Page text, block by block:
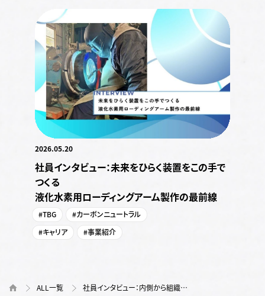
2026.05.20
社員インタビュー：未来をひらく装置をこの手で
つくる
液化水素用ローディングアーム製作の最前線
#TBG
#カーボンニュートラル
#キャリア
#事業紹介
ALL一覧 社員インタビュー：内側から組織…